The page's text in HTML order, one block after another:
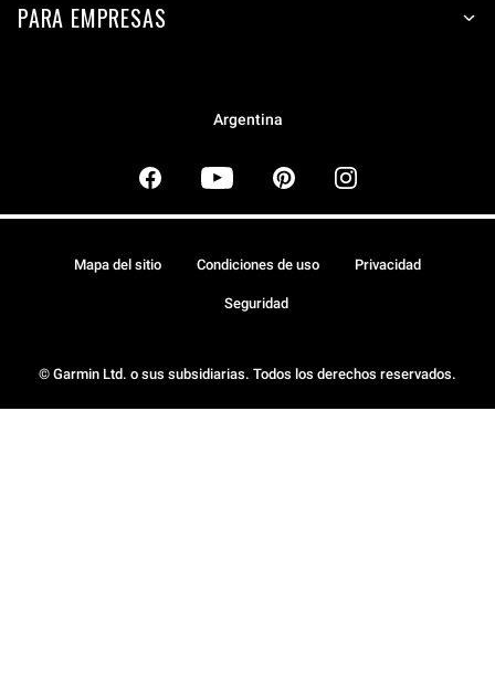
PARA EMPRESAS
Argentina
© Garmin Ltd. o sus subsidiarias. Todos los derechos reservados.
Mapa del sitio Condiciones de uso Privacidad
Seguridad